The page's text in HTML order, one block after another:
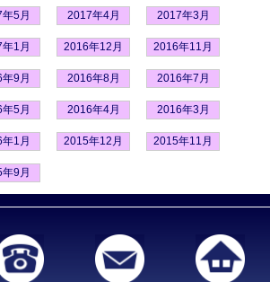
5月 2017年4月 2017年3月
1月 2016年12月 2016年11月
9月 2016年8月 2016年7月
5月 2016年4月 2016年3月
1月 2015年12月 2015年11月
9月